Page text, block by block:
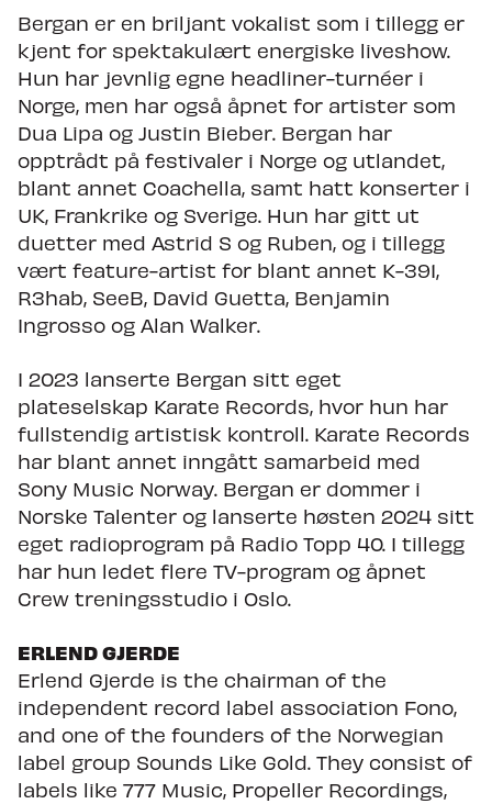
Bergan er en briljant vokalist som i tillegg er
kjent for spektakulært energiske liveshow.
Hun har jevnlig egne headliner-turnéer i
Norge, men har også åpnet for artister som
Dua Lipa og Justin Bieber. Bergan har
opptrådt på festivaler i Norge og utlandet,
blant annet Coachella, samt hatt konserter i
UK, Frankrike og Sverige. Hun har gitt ut
duetter med Astrid S og Ruben, og i tillegg
vært feature-artist for blant annet K-391,
R3hab, SeeB, David Guetta, Benjamin
Ingrosso og Alan Walker.
I 2023 lanserte Bergan sitt eget
plateselskap Karate Records, hvor hun har
fullstendig artistisk kontroll. Karate Records
har blant annet inngått samarbeid med
Sony Music Norway. Bergan er dommer i
Norske Talenter og lanserte høsten 2024 sitt
eget radioprogram på Radio Topp 40. I tillegg
har hun ledet flere TV-program og åpnet
Crew treningsstudio i Oslo.
ERLEND GJERDE
Erlend Gjerde is the chairman of the
independent record label association Fono,
and one of the founders of the Norwegian
label group Sounds Like Gold. They consist of
labels like 777 Music, Propeller Recordings,